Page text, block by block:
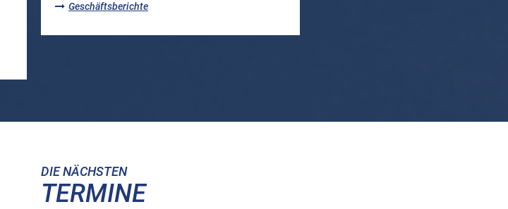
Geschäftsberichte
DIE NÄCHSTEN
TERMINE